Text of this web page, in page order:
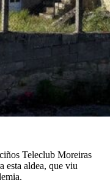
Teleclub Moreiras
esta aldea, que viu